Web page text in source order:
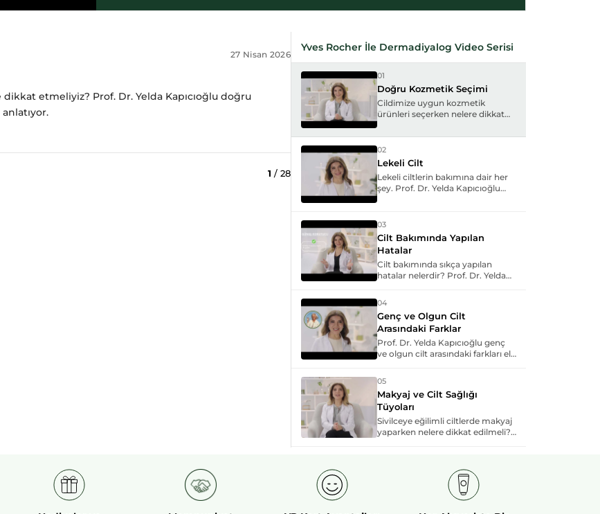
27 Nisan 2026
etmeliyiz? Prof. Dr. Yelda Kapıcıoğlu doğru
1 / 28
Yves Rocher İle Dermadiyalog Video Serisi
01
Doğru Kozmetik Seçimi
Cildimize uygun kozmetik
ürünleri seçerken nelere dikkat
Kapıcıoğlu doğru kozmetik
seçiminin cilt sağlığı üzerindeki
etkilerini anlatıyor.
02
Lekeli Cilt
Lekeli ciltlerin bakımına dair her
şey. Prof. Dr. Yelda Kapıcıoğlu
paylaşıyor.
03
Cilt Bakımında Yapılan
Hatalar
Cilt bakımında sıkça yapılan
hatalar nelerdir? Prof. Dr. Yelda
bakım rutini için önerileri
anlatıyor.
04
Genç ve Olgun Cilt
Arasındaki Farklar
Prof. Dr. Yelda Kapıcıoğlu genç
ve olgun cilt arasındaki farkları ele
dikkat edilmesi gerekenleri
paylaşıyor.
05
Makyaj ve Cilt Sağlığı
Tüyoları
Sivilceye eğilimli ciltlerde makyaj
yaparken nelere dikkat edilmeli?
önemini uzmanından dinliyoruz.
Doğru Cilt Bakım Rutini
Prof. Dr. Yelda Kapıcıoğlu doğru
cilt bakım rutininin nasıl